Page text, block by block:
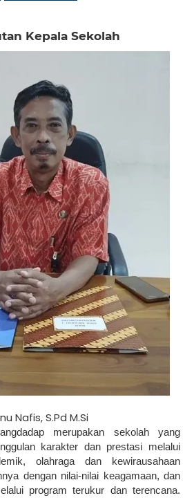
Kepala Sekolah
Nafis, S.Pd M.Si
merupakan sekolah yang
karakter dan prestasi melalui
olahraga dan kewirausahaan
dengan nilai-nilai keagamaan, dan
program terukur dan terencana.